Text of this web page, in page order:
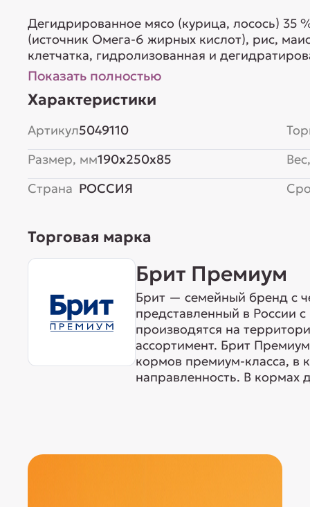
Дегидрированное мясо (курица, лосось) 35
(источник Омега-6 жирных кислот), рис,
клетчатка, гидролизованная и
маннанолигосахаридов), пищевой
кислот), таурин,...
Показать полностью
Характеристики
Артикул5049110
Размер, мм190x250x85
Страна РОССИЯ
Торговая марка
Брит Премиум
Брит — семейный бренд с
представленный в России
производятся на
ассортимент. Брит
кормов премиум-класса, в
направленность. В кормах